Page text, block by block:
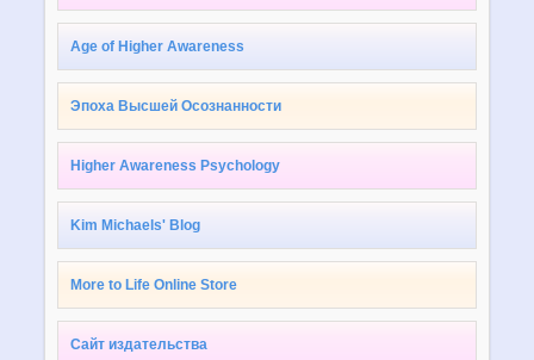
Age of Higher Awareness
Эпоха Высшей Осознанности
Higher Awareness Psychology
Kim Michaels' Blog
More to Life Online Store
Сайт издательства